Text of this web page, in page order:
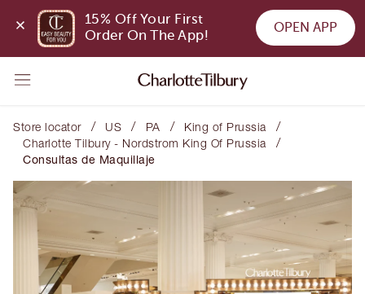
15% Off Your First
Order On The App!
OPEN APP
Store locator / US / PA / King of Prussia /
Charlotte Tilbury - Nordstrom King Of Prussia /
Consultas de Maquillaje